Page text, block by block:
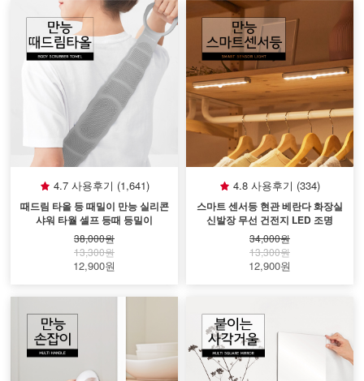
4.7 사용후기 (1,641)
때드림 타올 등 때밀이 만능 실리콘
샤워 타월 셀프 등때 등밀이
38,000원
13,300원
12,900원
4.8 사용후기 (334)
스마트 센서등 현관 베란다 화장실
신발장 무선 건전지 LED 조명
34,000원
13,300원
12,900원